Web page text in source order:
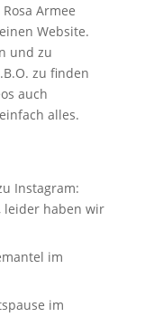
Armee
Website.
und zu
zu finden
auch
alles.
Instagram:
leider haben wir
im
im